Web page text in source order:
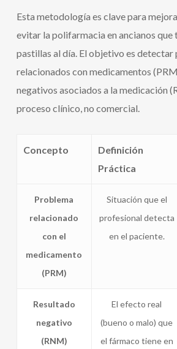
Esta metodología es clave para
evitar la polifarmacia en ancianos que
pastillas al día. El objetivo es detectar
relacionados con medicamentos
negativos asociados a la medicación
proceso clínico, no comercial.
Concepto
Definición
Práctica
Problema
relacionado
con el
medicamento
(PRM)
Situación que el
profesional detecta
en el paciente.
Resultado
negativo
(RNM)
El efecto real
(bueno o malo) que
el fármaco tiene en